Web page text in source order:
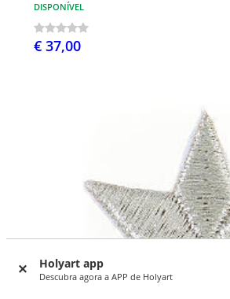
Holyart app
Descubra agora a APP de Holyart
DISPONÍVEL
€ 37,00